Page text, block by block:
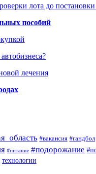
лота до постановки
пособий
лечения
#вакансия #гандбол
#питание #подорожание
технологии